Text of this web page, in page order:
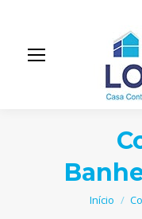
Você está aqui:Início